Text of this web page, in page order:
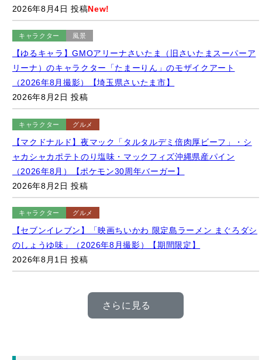
【ゆるキャラ】GMOアリーナさいたま（旧さいたまスーパーア
（2026年8月撮影）【埼玉県さいたま市】
2026年8月2日 投稿
キャラクター グルメ
【マクドナルド】夜マック「タルタルデミ倍肉厚ビーフ」・シ
（2026年8月）【ポケモン30周年バーガー】
2026年8月2日 投稿
キャラクター グルメ
【セブンイレブン】「映画ちいかわ 限定島ラーメン まぐろダシ
2026年8月1日 投稿